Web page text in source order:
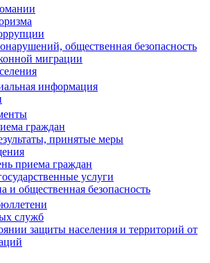
общественная безопасность
миграции
информация
граждан
принятые меры
приема граждан
услуги
и общественная безопасность
служб
защиты населения и территорий от